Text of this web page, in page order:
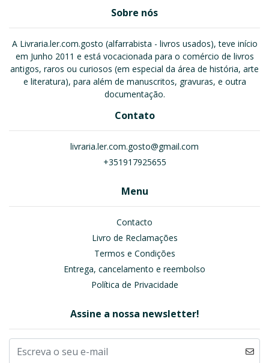
Sobre nós
A Livraria.ler.com.gosto (alfarrabista - livros usados), teve início
em Junho 2011 e está vocacionada para o comércio de livros
antigos, raros ou curiosos (em especial da área de história, arte
e literatura), para além de manuscritos, gravuras, e outra
documentação.
Contato
livraria.ler.com.gosto@gmail.com
+351917925655
Menu
Contacto
Livro de Reclamações
Termos e Condições
Entrega, cancelamento e reembolso
Política de Privacidade
Assine a nossa newsletter!